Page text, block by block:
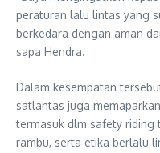
peraturan lalu lintas yang
berkedara dengan aman
sapa Hendra.
Dalam kesempatan
satlantas juga
termasuk dlm safety riding
rambu, serta etika berlalu